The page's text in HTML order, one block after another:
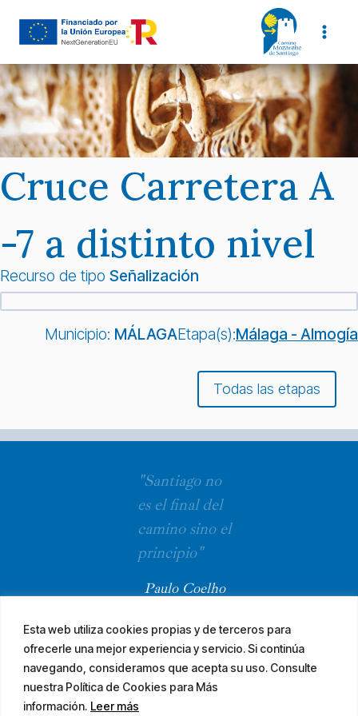
Esta web utiliza cookies propias y de terceros para
ofrecerle una mejor experiencia y servicio. Si continúa
navegando, consideramos que acepta su uso. Consulte
nuestra Política de Cookies para Más
información. Leer más
Cruce Carretera A
-7 a distinto nivel
Recurso de tipo Señalización
Municipio: MÁLAGAEtapa(s):Málaga - Almogía
Todas las etapas
"Santiago no
es el final del
camino sino el
principio"
Paulo Coelho